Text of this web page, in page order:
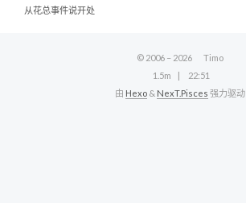
从花总事件说开处
© 2006 – 2026
Timo
1.5m
22:51
由 Hexo & NexT.Pisces 强力驱动